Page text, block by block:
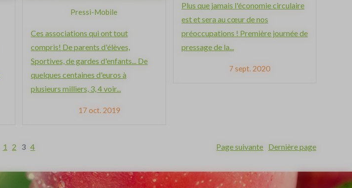
Plus que jamais l'économie circulaire
est et sera au cœur de nos
préoccupations ! Première journée de
pressage de la...
7 sept. 2020
Pressi-Mobile
Ces associations qui ont tout
compris! De parents d'élèves,
Sportives, de gardes d'enfants... De
quelques centaines d'euros à
plusieurs milliers, 3, 4 voir...
17 oct. 2019
1 2 3 4 Page suivante Dernière page